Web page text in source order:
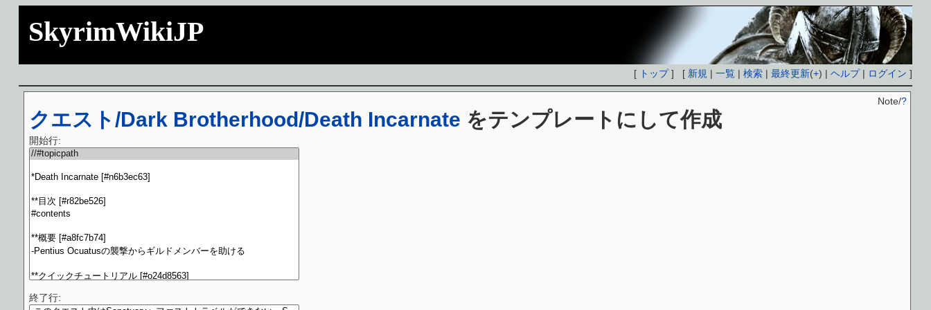
SkyrimWikiJP
[ トップ] [ 新規 |一覧 |検索 |最終更新(+) |ヘルプ| ログイン ]
クエスト/Dark Brotherhood/Death Incarnate をテンプレートにして作成
Note/?
開始行:
終了行: